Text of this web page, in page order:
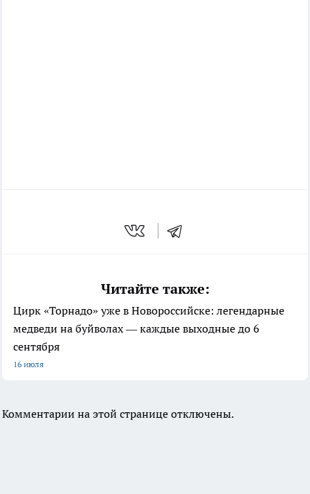
Читайте также:
Цирк «Торнадо» уже в Новороссийске: легендарные
медведи на буйволах — каждые выходные до 6
сентября
16 июля
Комментарии на этой странице отключены.